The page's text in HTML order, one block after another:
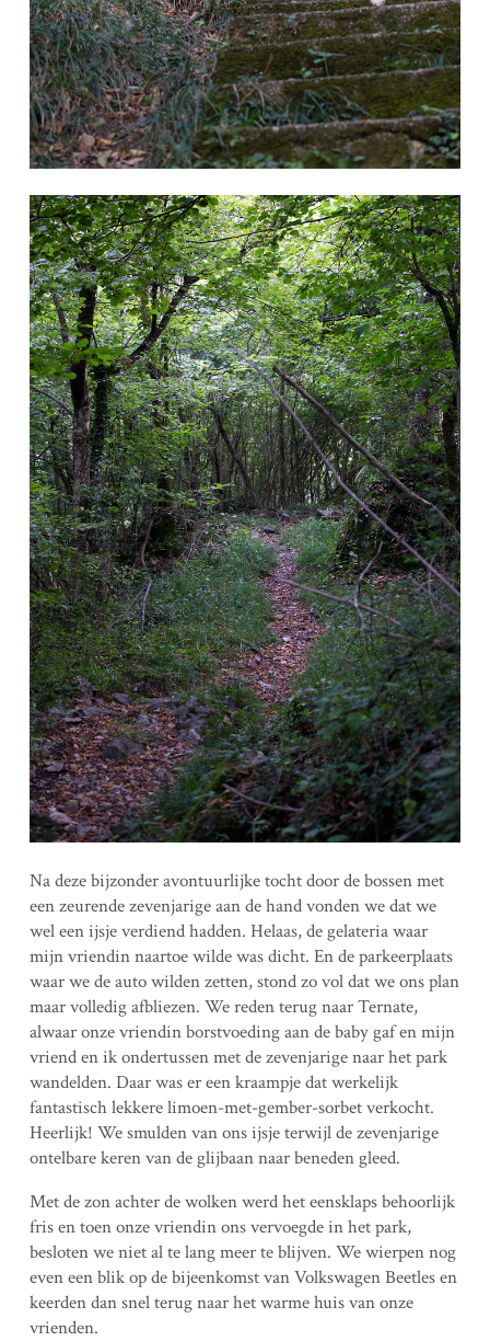
Na deze bijzonder avontuurlijke tocht door de bossen met
een zeurende zevenjarige aan de hand vonden we dat we
wel een ijsje verdiend hadden. Helaas, de gelateria waar
mijn vriendin naartoe wilde was dicht. En de parkeerplaats
waar we de auto wilden zetten, stond zo vol dat we ons plan
maar volledig afbliezen. We reden terug naar Ternate,
alwaar onze vriendin borstvoeding aan de baby gaf en mijn
vriend en ik ondertussen met de zevenjarige naar het park
wandelden. Daar was er een kraampje dat werkelijk
fantastisch lekkere limoen-met-gember-sorbet verkocht.
Heerlijk! We smulden van ons ijsje terwijl de zevenjarige
ontelbare keren van de glijbaan naar beneden gleed.
Met de zon achter de wolken werd het eensklaps behoorlijk
fris en toen onze vriendin ons vervoegde in het park,
besloten we niet al te lang meer te blijven. We wierpen nog
even een blik op de bijeenkomst van Volkswagen Beetles en
keerden dan snel terug naar het warme huis van onze
vrienden.